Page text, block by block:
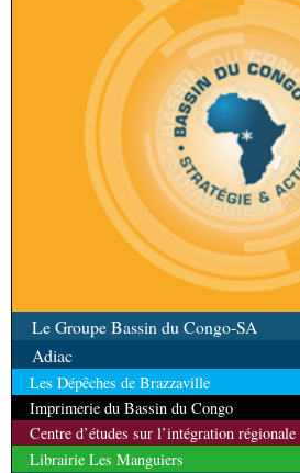
Le Groupe Bassin du Congo-SA
Adiac
Les Dépêches de Brazzaville
Imprimerie du Bassin du Congo
Centre d’études sur l’intégration régionale
Librairie Les Manguiers